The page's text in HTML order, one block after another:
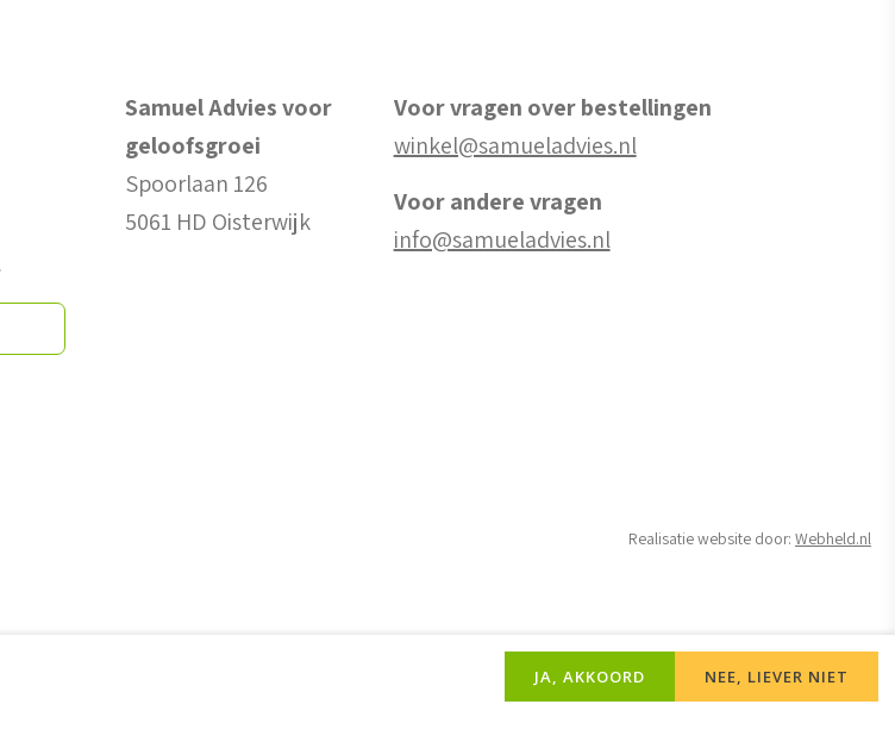
Samuel Advies voor
geloofsgroei
Spoorlaan 126
5061 HD Oisterwijk
Voor vragen over bestellingen
winkel@samueladvies.nl
Voor andere vragen
info@samueladvies.nl
Realisatie website door: Webheld.nl
JA, AKKOORD NEE, LIEVER NIET